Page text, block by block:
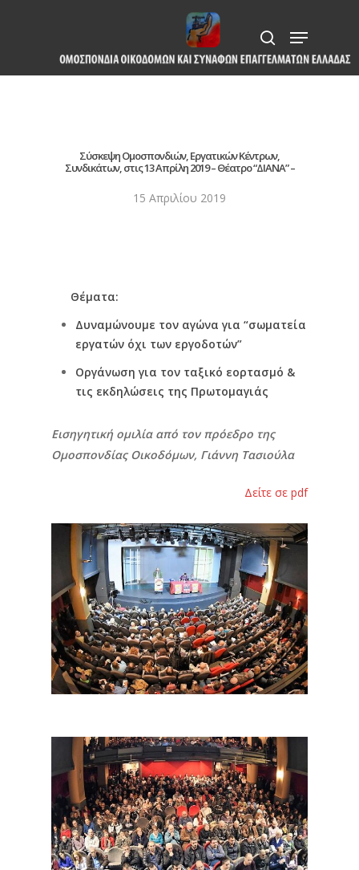
content
search
Menu
Σύσκεψη Ομοσπονδιών, Εργατικών Κέντρων,
Συνδικάτων, στις 13 Απρίλη 2019 – Θέατρο “ΔΙΑΝΑ” –
15 Απριλίου 2019
Θέματα:
Δυναμώνουμε τον αγώνα για “σωματεία
εργατών όχι των εργοδοτών”
Οργάνωση για τον ταξικό εορτασμό &
τις εκδηλώσεις της Πρωτομαγιάς
Εισηγητική ομιλία από τον πρόεδρο της
Ομοσπονδίας Οικοδόμων, Γιάννη Τασιούλα
Δείτε σε pdf